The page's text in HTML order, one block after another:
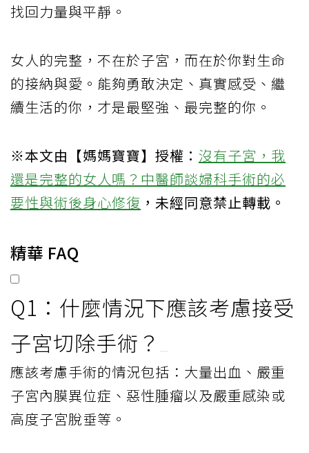
找回力量與平靜。
女人的完整，不在於子宮，而在於你對生命
的接納與愛。能夠勇敢決定、真實感受、繼
續生活的你，才是最堅強、最完整的你。
※本文由【媽媽寶寶】授權： 沒有子宮，我
還是完整的女人嗎？中醫師談婦科手術的必
要性與術後身心修復 ，未經同意禁止轉載。
精華 FAQ
Q1：什麼情況下應該考慮接受
子宮切除手術？
應該考慮手術的情況包括：大量出血、嚴重
子宮內膜異位症、惡性腫瘤以及嚴重感染或
高度子宮脫垂等。